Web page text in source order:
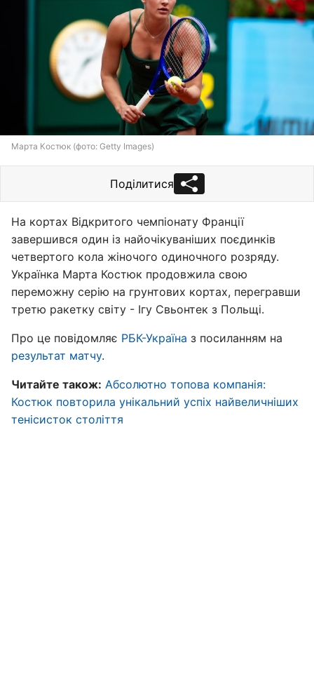
Марта Костюк (фото: Getty Images)
Поділитися
На кортах Відкритого чемпіонату Франції
завершився один із найочікуваніших поєдинків
четвертого кола жіночого одиночного розряду.
Українка Марта Костюк продовжила свою
переможну серію на грунтових кортах, перегравши
третю ракетку світу - Ігу Свьонтек з Польщі.
Про це повідомляє РБК-Україна з посиланням на
результат матчу.
Читайте також: Абсолютно топова компанія:
Костюк повторила унікальний успіх найвеличніших
тенісисток століття